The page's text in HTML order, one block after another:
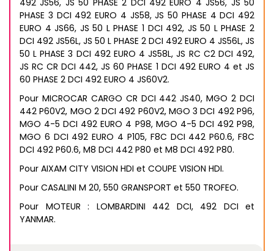
492 JS56, JS 50 PHASE 2 DCI 492 EURO 4 JS56, JS 50
PHASE 3 DCI 492 EURO 4 JS58, JS 50 PHASE 4 DCI 492
EURO 4 JS66, JS 50 L PHASE 1 DCI 492, JS 50 L PHASE 2
DCI 492 JS56L, JS 50 L PHASE 2 DCI 492 EURO 4 JS56L, JS
50 L PHASE 3 DCI 492 EURO 4 JS58L, JS RC C2 DCI 492,
JS RC CR DCI 442, JS 60 PHASE 1 DCI 492 EURO 4 et JS
60 PHASE 2 DCI 492 EURO 4 JS60V2.
Pour MICROCAR CARGO CR DCI 442 JS40, MGO 2 DCI
442 P60V2, MGO 2 DCI 492 P60V2, MGO 3 DCI 492 P96,
MGO 4-5 DCI 492 EURO 4 P98, MGO 4-5 DCI 492 P98,
MGO 6 DCI 492 EURO 4 P105, F8C DCI 442 P60.6, F8C
DCI 492 P60.6, M8 DCI 442 P80 et M8 DCI 492 P80.
Pour AIXAM CITY VISION HDI et COUPE VISION HDI.
Pour CASALINI M 20, 550 GRANSPORT et 550 TROFEO.
Pour MOTEUR : LOMBARDINI 442 DCI, 492 DCI et
YANMAR.